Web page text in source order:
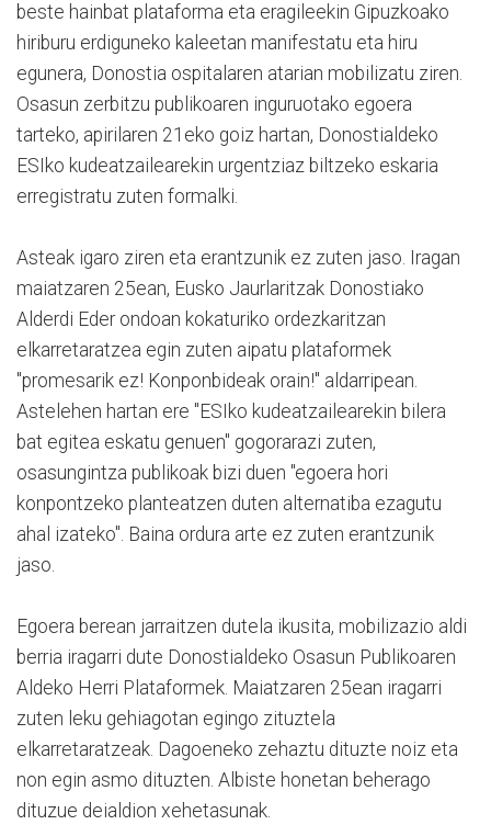
beste hainbat plataforma eta eragileekin Gipuzkoako
hiriburu erdiguneko kaleetan manifestatu eta hiru
egunera, Donostia ospitalaren atarian mobilizatu ziren.
Osasun zerbitzu publikoaren inguruotako egoera
tarteko, apirilaren 21eko goiz hartan, Donostialdeko
ESIko kudeatzailearekin urgentziaz biltzeko eskaria
erregistratu zuten formalki.
Asteak igaro ziren eta erantzunik ez zuten jaso. Iragan
maiatzaren 25ean, Eusko Jaurlaritzak Donostiako
Alderdi Eder ondoan kokaturiko ordezkaritzan
elkarretaratzea egin zuten aipatu plataformek
"promesarik ez! Konponbideak orain!" aldarripean.
Astelehen hartan ere "ESIko kudeatzailearekin bilera
bat egitea eskatu genuen" gogorarazi zuten,
osasungintza publikoak bizi duen "egoera hori
konpontzeko planteatzen duten alternatiba ezagutu
ahal izateko". Baina ordura arte ez zuten erantzunik
jaso.
Egoera berean jarraitzen dutela ikusita, mobilizazio aldi
berria iragarri dute Donostialdeko Osasun Publikoaren
Aldeko Herri Plataformek. Maiatzaren 25ean iragarri
zuten leku gehiagotan egingo zituztela
elkarretaratzeak. Dagoeneko zehaztu dituzte noiz eta
non egin asmo dituzten. Albiste honetan beherago
dituzue deialdion xehetasunak.